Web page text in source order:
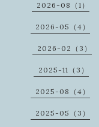
2026-08（1）
2026-05（4）
2026-02（3）
2025-11（3）
2025-08（4）
2025-05（3）